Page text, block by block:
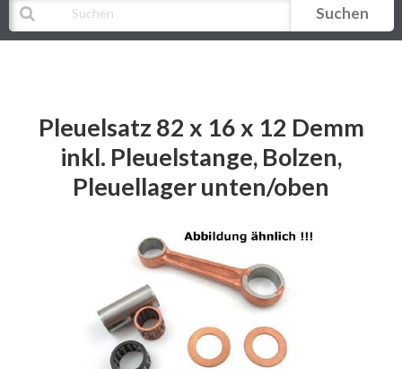
Suchen
Pleuelsatz 82 x 16 x 12 Demm
inkl. Pleuelstange, Bolzen,
Pleuellager unten/oben